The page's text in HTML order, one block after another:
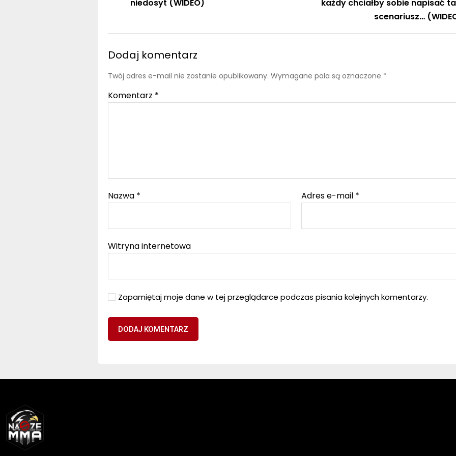
niedosyt (WIDEO)
każdy chciałby sobie napisać
scenariusz…
Dodaj komentarz
Twój adres e-mail nie zostanie opublikowany. Wymagane pola są oznaczone *
Komentarz *
Nazwa * Adres e-mail *
Witryna internetowa
Zapamiętaj moje dane w tej przeglądarce podczas pisania kolejnych komentarzy.